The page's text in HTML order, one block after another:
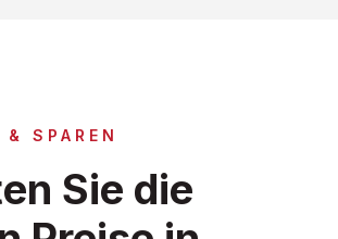
& SPAREN
Sie die